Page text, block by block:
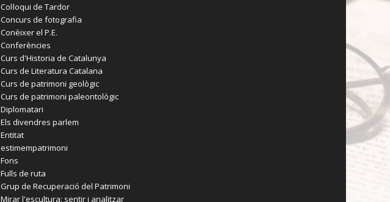
Col·loqui de Tardor
Concurs de fotografia
Conèixer el P.E.
Conferències
Curs d'Historia de Catalunya
Curs de Literatura Catalana
Curs de patrimoni geològic
Curs de patrimoni paleontològic
Diplomatari
Els divendres parlem
Entitat
estimempatrimoni
Fons
Fulls de ruta
Grup de Recuperació del Patrimoni
Mirar l'escultura: sentir i analitzar